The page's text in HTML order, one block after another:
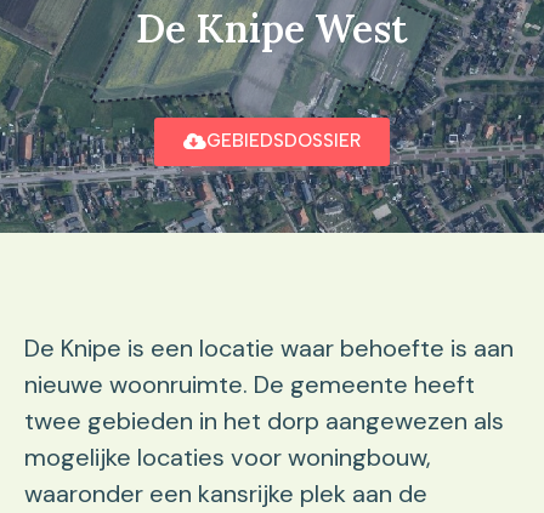
De Knipe West
GEBIEDSDOSSIER
De Knipe is een locatie waar behoefte is aan
nieuwe woonruimte. De gemeente heeft
twee gebieden in het dorp aangewezen als
mogelijke locaties voor woningbouw,
waaronder een kansrijke plek aan de